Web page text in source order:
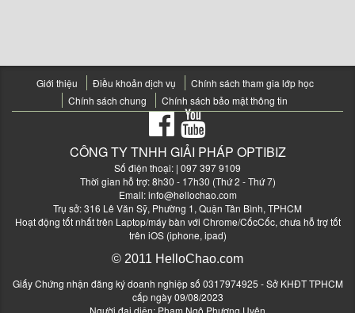
Giới thiệu Điều khoản dịch vụ
Chính sách tham gia lớp học
Chính sách chung
Chính sách bảo mật thông tin
CÔNG TY TNHH GIẢI PHÁP OPTIBIZ
Số điện thoại: | 097 397 9109
Thời gian hỗ trợ: 8h30 - 17h30 (Thứ 2 - Thứ 7)
Email:info@hellochao.com
Trụ sở: 316 Lê Văn Sỹ, Phường 1, Quận Tân Bình, TPHCM
Hoạt động tốt nhất trên Laptop/máy bàn với Chrome/CốcCốc, chưa hỗ trợ tốt
trên iOS (iphone, ipad)
© 2011 HelloChao.com
Giấy Chứng nhận đăng ký doanh nghiệp số 0317974925 - Sở KHĐT TPHCM
cấp ngày 09/08/2023
Người đại diện: Phạm Ngô Phương Uyên